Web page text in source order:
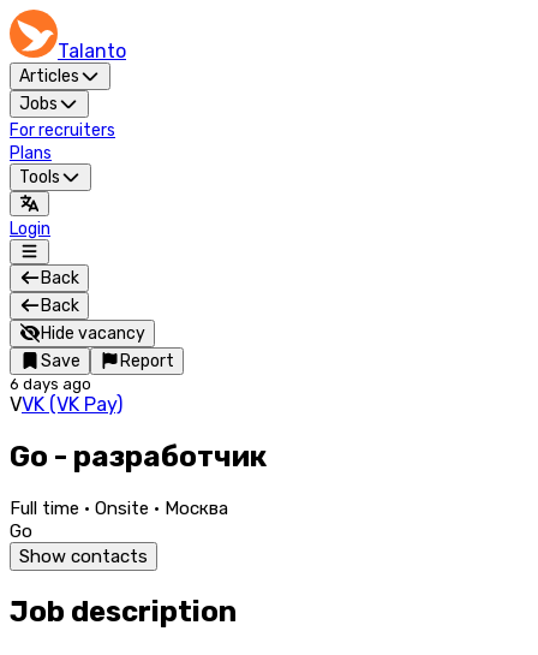
Talanto
Articles
Jobs
For recruiters
Plans
Tools
Login
Back
Back
Hide vacancy
Save
Report
6 days ago
VVK (VK Pay)
Go - разработчик
Full time · Onsite · Москва
Go
Show contacts
Job description